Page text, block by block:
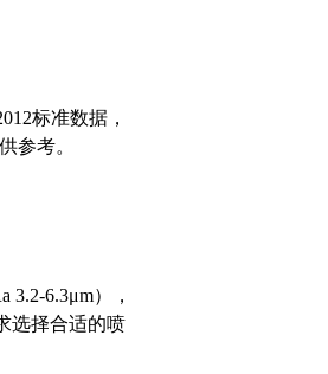
标准数据，
参考。
6.3μm），
选择合适的喷